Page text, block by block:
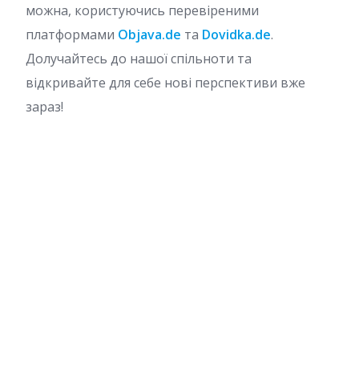
можна, користуючись перевіреними
платформами Objava.de та Dovidka.de.
Долучайтесь до нашої спільноти та
відкривайте для себе нові перспективи вже
зараз!